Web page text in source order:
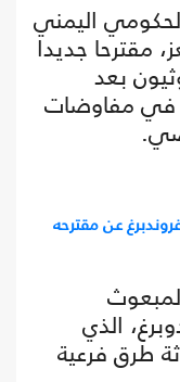
اليمني
مقترحا جديدا
بعد
في مفاوضات
عن مقترحه
الذي
طرق فرعية